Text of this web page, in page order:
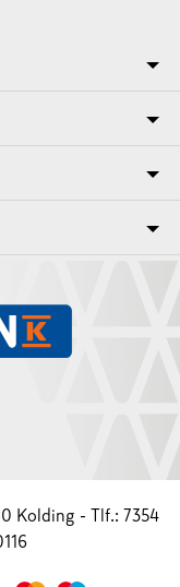
Kolding - Tlf.: 7354